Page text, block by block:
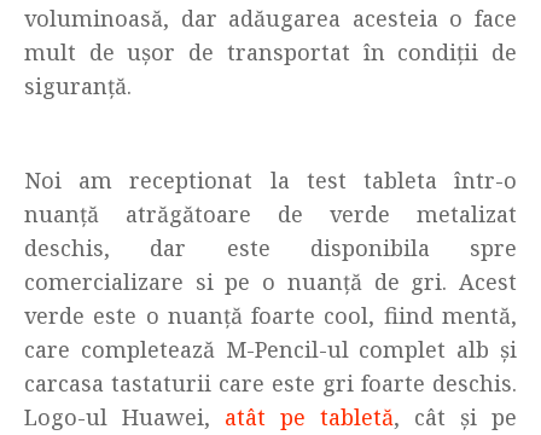
voluminoasă, dar adăugarea acesteia o face
mult de ușor de transportat în condiții de
siguranță.
Noi am receptionat la test tableta într-o
nuanță atrăgătoare de verde metalizat
deschis, dar este disponibila spre
comercializare si pe o nuanță de gri. Acest
verde este o nuanță foarte cool, fiind mentă,
care completează M-Pencil-ul complet alb și
carcasa tastaturii care este gri foarte deschis.
Logo-ul Huawei, atât pe tabletă, cât și pe